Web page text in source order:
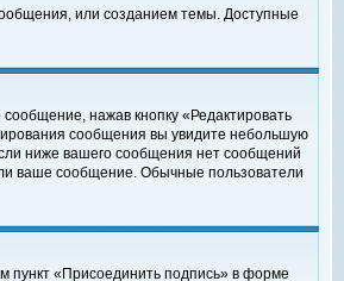
или созданием темы. Доступные
нажав кнопку «Редактировать
сообщения вы увидите небольшую
ниже вашего сообщения нет сообщений
ваше сообщение. Обычные пользователи
пункт «Присоединить подпись» в форме